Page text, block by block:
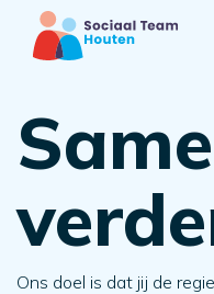
Ons doel is dat jij de